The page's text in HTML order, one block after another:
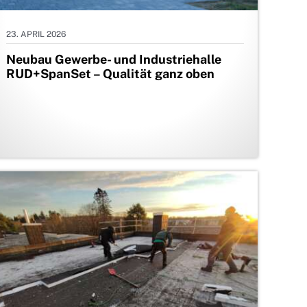
23. APRIL 2026
Neubau Gewerbe- und Industriehalle
RUD+SpanSet – Qualität ganz oben